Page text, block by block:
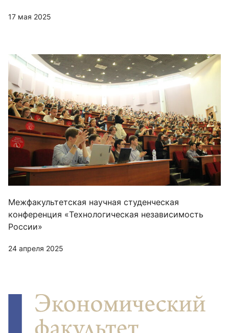
17 мая 2025
Межфакультетская научная студенческая
конференция «Технологическая независимость
России»
24 апреля 2025